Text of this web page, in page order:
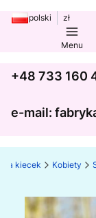
polski zł
Menu
+48 733 160
e-mail:
kiecek Kobiety